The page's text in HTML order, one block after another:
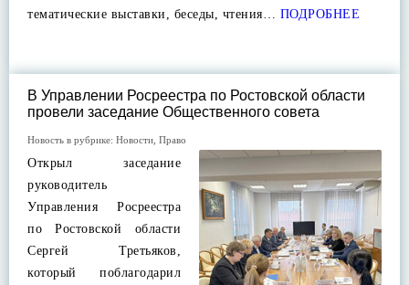
тематические выставки, беседы, чтения… ПОДРОБНЕЕ
В Управлении Росреестра по Ростовской области
провели заседание Общественного совета
Новость в рубрике: Новости Право
Открыл заседание
руководитель
Управления Росреестра
по Ростовской области
Сергей Третьяков,
который поблагодарил